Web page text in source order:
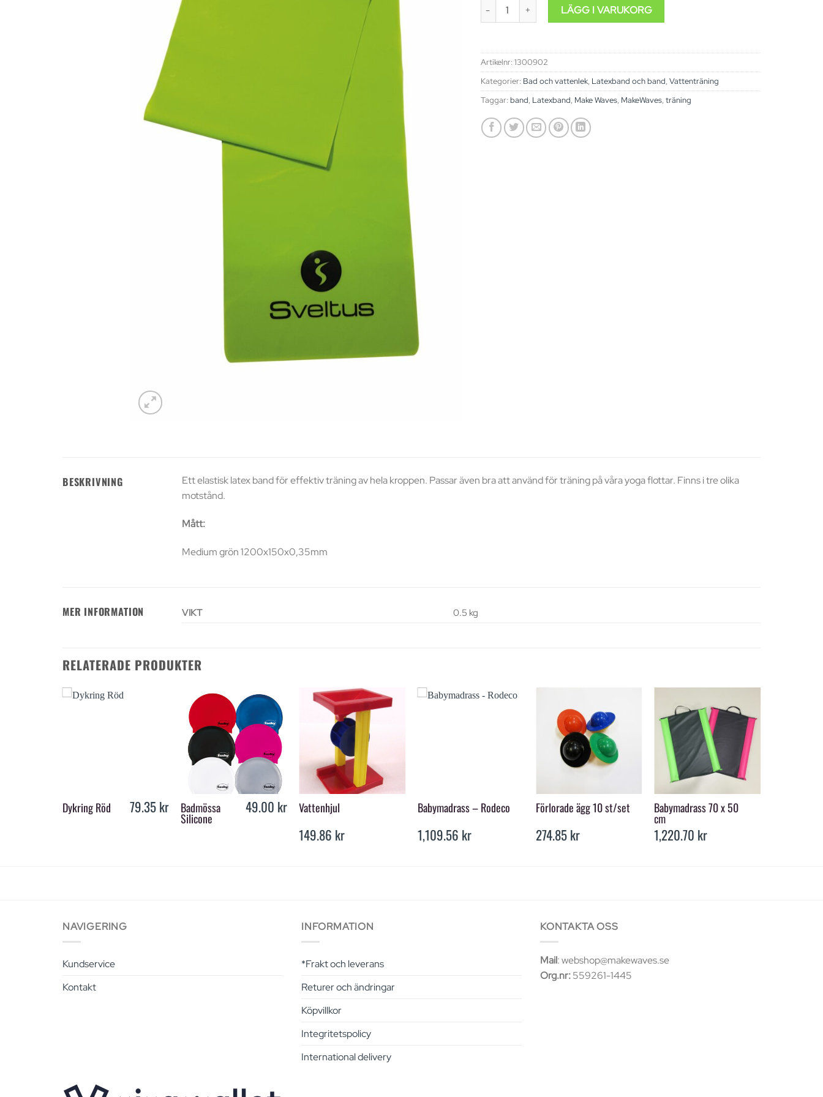
Latex band medium (grön) mängd
LÄGG I VARUKORG
Artikelnr: 1300902
Kategorier: Bad och vattenlek, Latexband och band,Vattenträning
Taggar: band, Latexband, Make Waves, MakeWaves,träning
BESKRIVNING
Ett elastisk latex band för effektiv träning av hela kroppen. Passar även bra att använd för träning på våra yoga flottar. Finns i tre olika
motstånd.
Mått:
Medium grön 1200x150x0,35mm
MER INFORMATION VIKT 0.5 kg
RELATERADE PRODUKTER
Dykring Röd 79.35kr Badmössa
Silicone
49.00 kr
+
Vattenhjul
149.86 kr
Babymadrass – Rodeco
1,109.56 kr
Förlorade ägg 10 st/set
274.85kr
+
Babymadrass 70 x 50
cm
1,220.70 kr
NAVIGERING
Kundservice
Kontakt
INFORMATION
*Frakt och leverans
Returer och ändringar
Köpvillkor
Integritetspolicy
International delivery
KONTAKTA OSS
Mail: webshop@makewaves.se
Org.nr:559261-1445